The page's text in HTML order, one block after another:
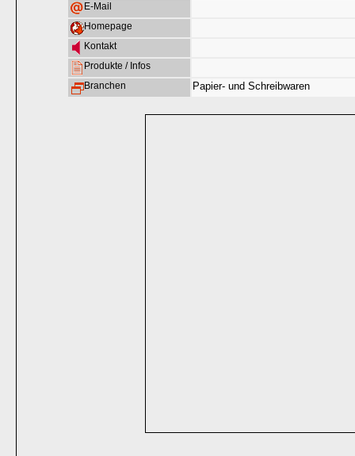
E-Mail
Homepage
Kontakt
Produkte / Infos
Branchen
Papier- und Schreibwaren